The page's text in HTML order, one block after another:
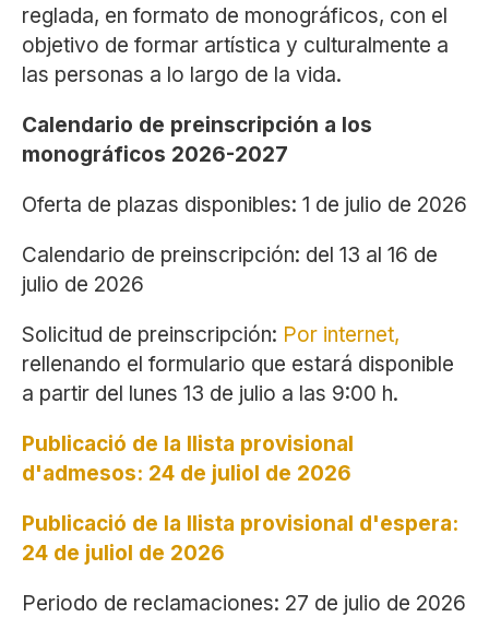
reglada, en formato de monográficos, con el
objetivo de formar artística y culturalmente a
las personas a lo largo de la vida.
Calendario de preinscripción a los
monográficos 2026-2027
Oferta de plazas disponibles: 1 de julio de 2026
Calendario de preinscripción: del 13 al 16 de
julio de 2026
Solicitud de preinscripción: Por internet,
rellenando el formulario que estará disponible
a partir del lunes 13 de julio a las 9:00 h.
Publicació de la llista provisional
d'admesos: 24 de juliol de 2026
Publicació de la llista provisional d'espera:
24 de juliol de 2026
Periodo de reclamaciones: 27 de julio de 2026